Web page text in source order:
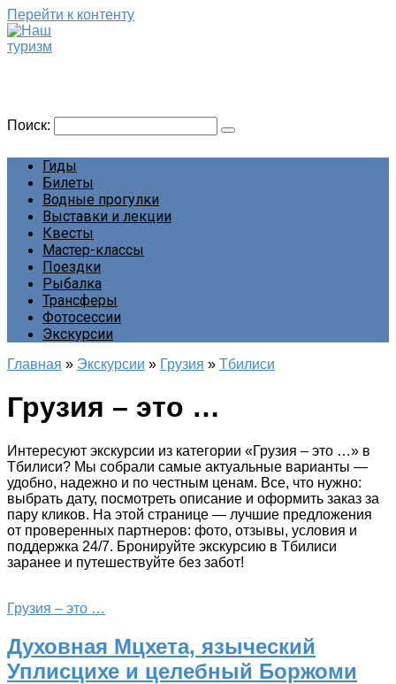
Перейти к контенту
Поиск:
Гиды
Билеты
Водные прогулки
Выставки и лекции
Квесты
Мастер-классы
Поездки
Рыбалка
Трансферы
Фотосессии
Экскурсии
Главная » Экскурсии » Грузия » Тбилиси
Грузия – это …
Интересуют экскурсии из категории «Грузия – это …» в
Тбилиси? Мы собрали самые актуальные варианты —
удобно, надежно и по честным ценам. Все, что нужно:
выбрать дату, посмотреть описание и оформить заказ за
пару кликов. На этой странице — лучшие предложения
от проверенных партнеров: фото, отзывы, условия и
поддержка 24/7. Бронируйте экскурсию в Тбилиси
заранее и путешествуйте без забот!
Грузия – это …
Духовная Мцхета, языческий
Уплисцихе и целебный Боржоми